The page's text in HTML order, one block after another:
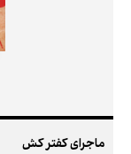
ماجرای کفتر کش